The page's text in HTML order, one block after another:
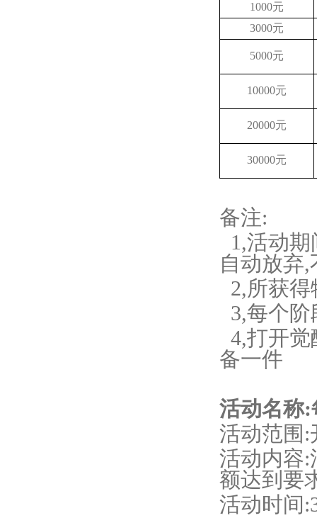
1000元
3000元
5000元
10000元
20000元
30000元
备注:
1,活动期
自动放弃,
2,所获
3,每个阶
4,打开觉
备一件
活动名称:
活动范围 :
活动内容:
额达到要
活动时间 :